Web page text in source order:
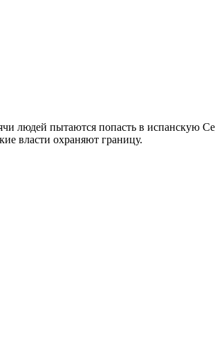
людей пытаются попасть в испанскую
власти охраняют границу.